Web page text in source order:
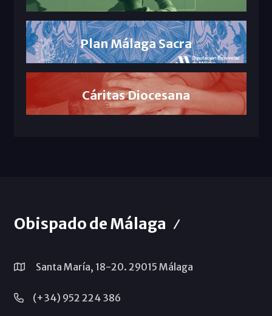
Plan Málaga Sacra
Cáritas Diocesana
Obispado de Málaga
Santa María, 18-20. 29015 Málaga
(+34) 952 224 386